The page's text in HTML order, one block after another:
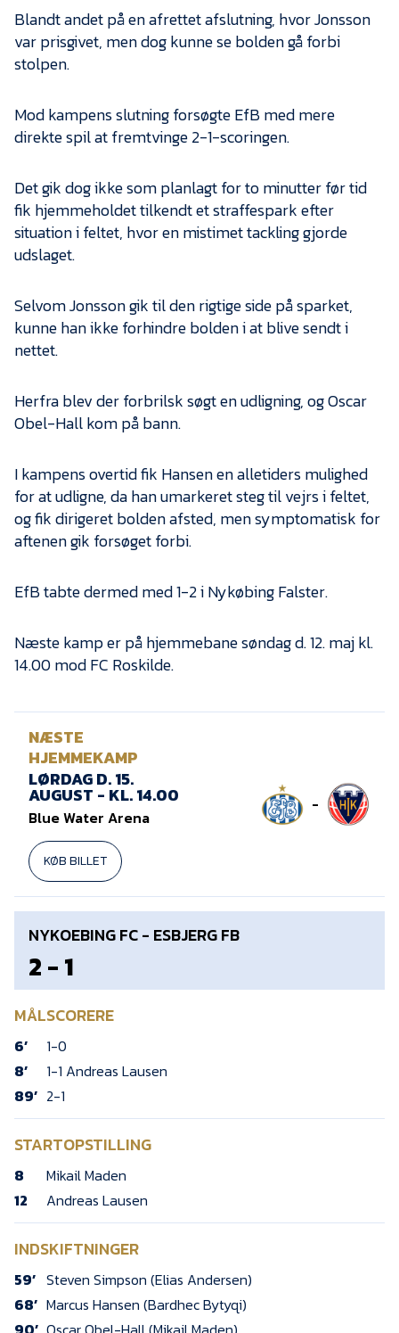
NYKOEBING FC - ESBJERG FB
2 - 1
MÅLSCORERE
6’
1-0
8’
1-1 Andreas Lausen
89’ 2-1
STARTOPSTILLING
8
Mikail Maden
12
Andreas Lausen
INDSKIFTNINGER
59’ Steven Simpson (Elias Andersen)
68’ Marcus Hansen (Bardhec Bytyqi)
Blandt andet på en afrettet afslutning, hvor Jonsson
var prisgivet, men dog kunne se bolden gå forbi
stolpen.
Mod kampens slutning forsøgte EfB med mere
direkte spil at fremtvinge 2-1-scoringen.
Det gik dog ikke som planlagt for to minutter før tid
fik hjemmeholdet tilkendt et straffespark efter
situation i feltet, hvor en mistimet tackling gjorde
udslaget.
Selvom Jonsson gik til den rigtige side på sparket,
kunne han ikke forhindre bolden i at blive sendt i
nettet.
Herfra blev der forbrilsk søgt en udligning, og Oscar
Obel-Hall kom på bann.
I kampens overtid fik Hansen en alletiders mulighed
for at udligne, da han umarkeret steg til vejrs i feltet,
og fik dirigeret bolden afsted, men symptomatisk for
aftenen gik forsøget forbi.
EfB tabte dermed med 1-2 i Nykøbing Falster.
Næste kamp er på hjemmebane søndag d. 12. maj kl.
14.00 mod FC Roskilde.
NÆSTE
HJEMMEKAMP
LØRDAG D. 15.
AUGUST - KL. 14.00
Blue Water Arena
KØB BILLET
-